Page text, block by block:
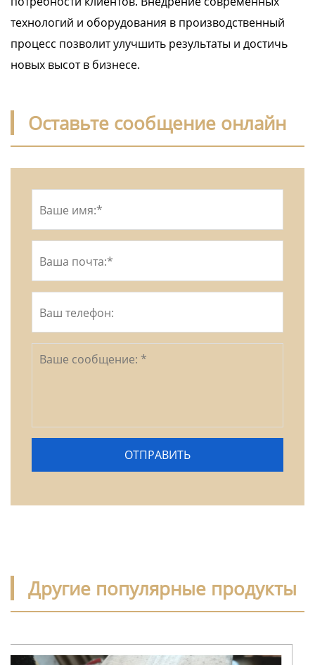
технологий и оборудования в производственный
процесс позволит улучшить результаты и достичь
новых высот в бизнесе.
Оставьте сообщение онлайн
Другие популярные продукты